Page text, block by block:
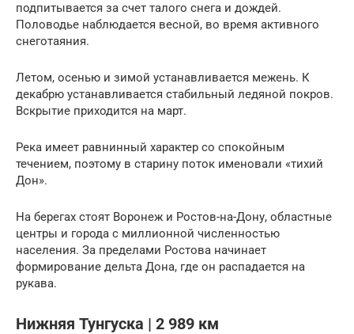
подпитывается за счет талого снега и дождей.
Половодье наблюдается весной, во время активного
снеготаяния.
Летом, осенью и зимой устанавливается межень. К
декабрю устанавливается стабильный ледяной покров.
Вскрытие приходится на март.
Река имеет равнинный характер со спокойным
течением, поэтому в старину поток именовали «тихий
Дон».
На берегах стоят Воронеж и Ростов-на-Дону, областные
центры и города с миллионной численностью
населения. За пределами Ростова начинает
формирование дельта Дона, где он распадается на
рукава.
Нижняя Тунгуска | 2 989 км